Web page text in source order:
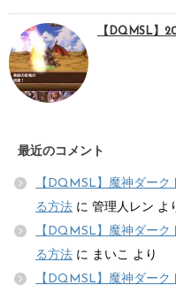
【DQMSL】
最近のコメント
【DQMSL】魔神ダー
る方法 に 管理人レン よ
【DQMSL】魔神ダー
る方法 に まいこ より
【DQMSL】魔神ダー